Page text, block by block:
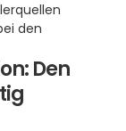
den
Den